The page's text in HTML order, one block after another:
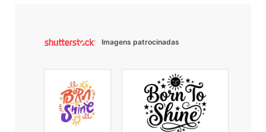
Imagens patrocinadas